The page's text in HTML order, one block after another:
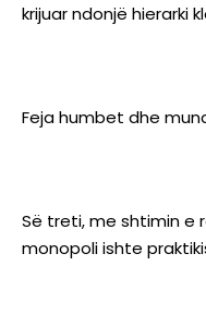
krijuar ndonjë hierarki
Feja humbet dhe
Së treti, me shtimin e
monopoli ishte